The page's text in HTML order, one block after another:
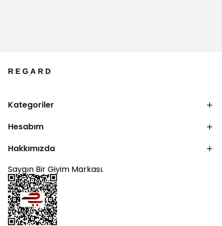
Kategoriler
Hesabım
Hakkımızda
Saygın Bir Giyim Markası.